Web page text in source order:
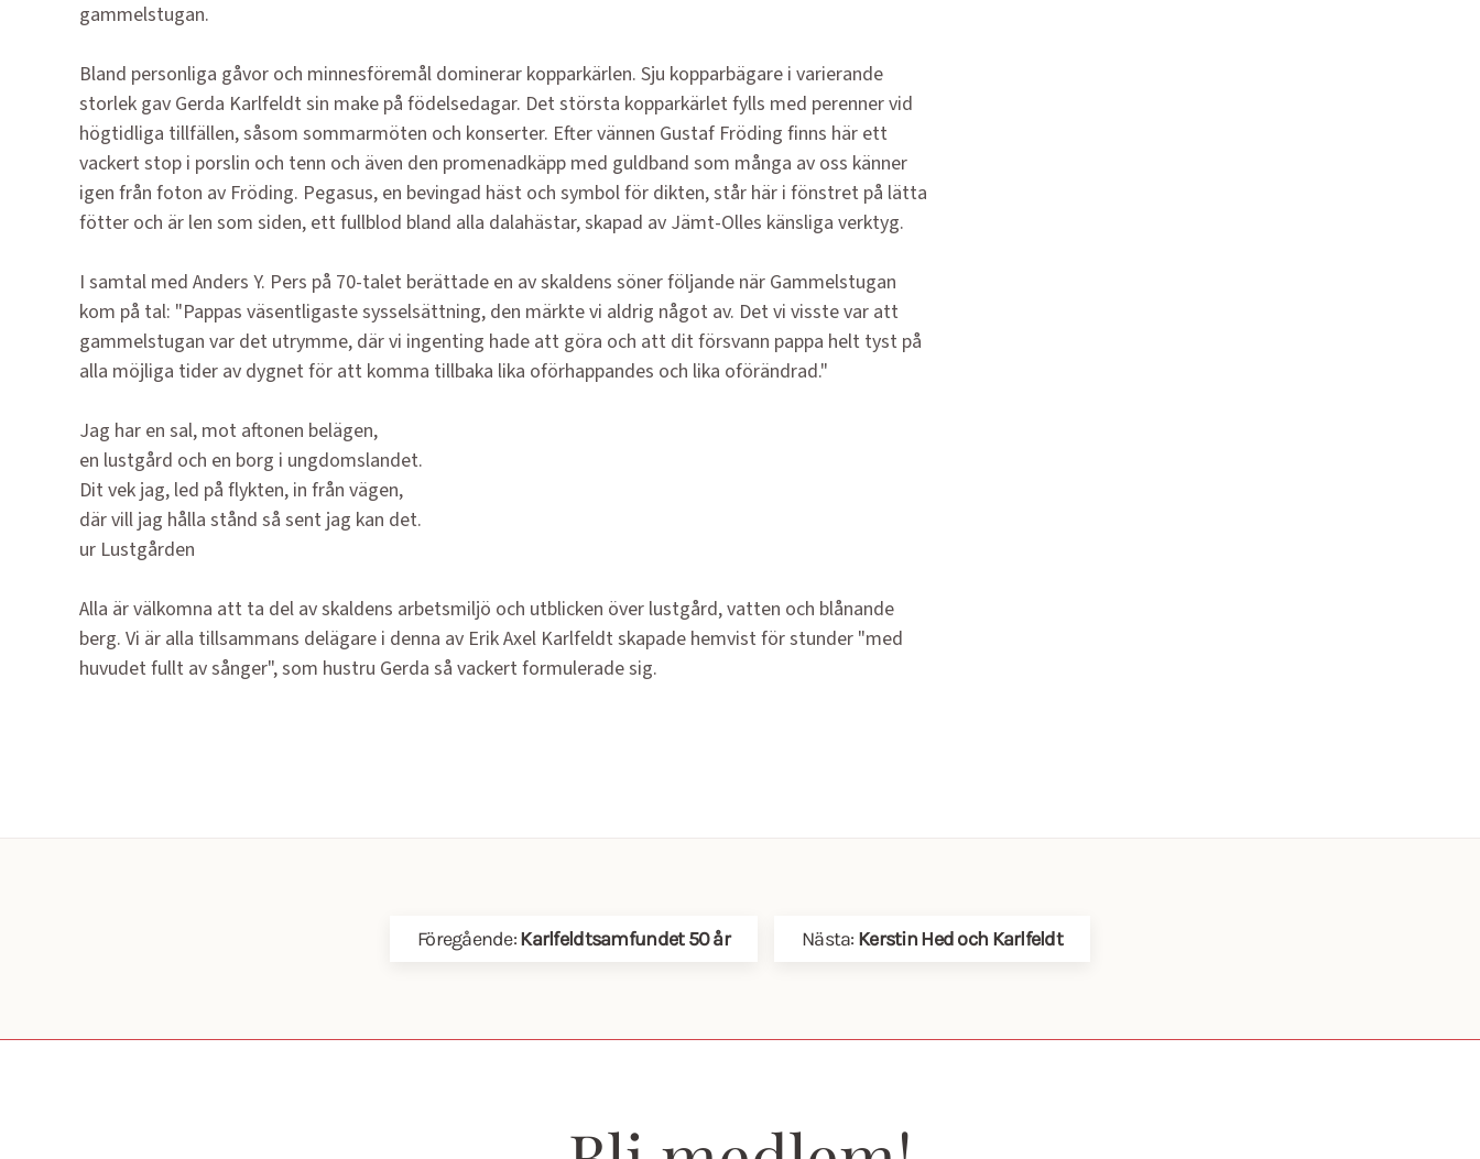
gammelstugan.
Bland personliga gåvor och minnesföremål dominerar kopparkärlen. Sju kopparbägare i varierande
storlek gav Gerda Karlfeldt sin make på födelsedagar. Det största kopparkärlet fylls med perenner vid
högtidliga tillfällen, såsom sommarmöten och konserter. Efter vännen Gustaf Fröding finns här ett
vackert stop i porslin och tenn och även den promenadkäpp med guldband som många av oss känner
igen från foton av Fröding. Pegasus, en bevingad häst och sym­bol för dikten, står här i fönstret på lätta
fötter och är len som siden, ett fullblod bland alla dalahästar, skapad av Jämt-Olles känsliga verktyg.
I samtal med Anders Y. Pers på 70-talet berättade en av skaldens söner följande när Gammelstugan
kom på tal: "Pappas väsentligaste sysselsättning, den märkte vi aldrig något av. Det vi visste var att
gammelstugan var det utrymme, där vi ingenting hade att göra och att dit försvann pappa helt tyst på
alla möjliga tider av dygnet för att komma tillbaka lika oförhappandes och lika oförändrad."
Jag har en sal, mot aftonen belägen,
en lustgård och en borg i ungdomslandet.
Dit vek jag, led på flykten, in från vägen,
där vill jag hålla stånd så sent jag kan det.
ur Lustgården
Alla är välkomna att ta del av skaldens arbetsmiljö och utblicken över lustgård, vatten och blånande
berg. Vi är alla tillsammans delägare i denna av Erik Axel Karlfeldt skapade hemvist för stunder "med
huvudet fullt av sånger", som hustru Gerda så vackert formulerade sig.
Föregående:Karlfeldtsamfundet 50 år Nästa: Kerstin Hed och Karlfeldt